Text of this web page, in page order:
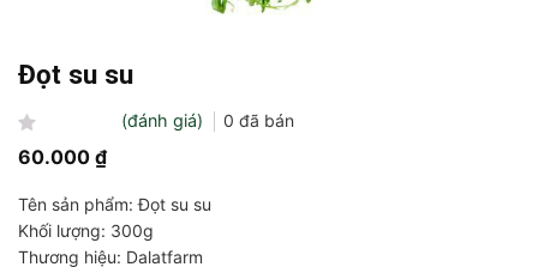
Đọt su su
Được
xếp
0
5
sao
(đánh giá) 0 đã bán
60.000 ₫
Tên sản phẩm: Đọt su su
Khối lượng: 300g
Thương hiệu: Dalatfarm